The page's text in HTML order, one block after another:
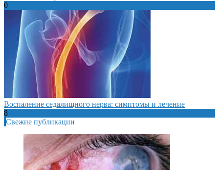
0
Воспаление седалищного нерва: симптомы и лечение
8
Свежие публикации